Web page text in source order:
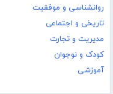
روانشناسی و موفقیت
تاریخی و اجتماعی
مدیریت و تجارت
کودک و نوجوان
آموزشی